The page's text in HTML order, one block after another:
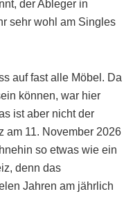
der Ableger in
sehr wohl am Singles
auf fast alle Möbel. Da
können, war hier
ist aber nicht der
am 11. November 2026
so etwas wie ein
denn das
Jahren am jährlich